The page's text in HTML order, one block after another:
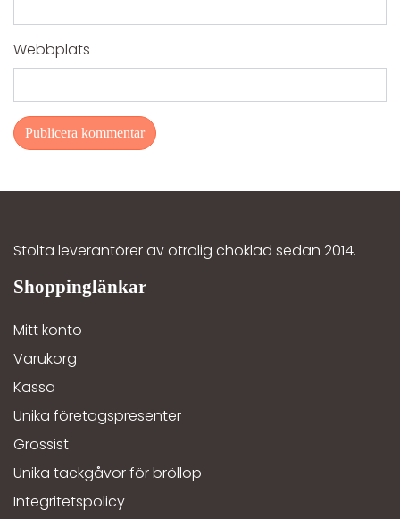
Webbplats
Stolta leverantörer av otrolig choklad sedan 2014.
Mitt konto
Varukorg
Kassa
Unika företagspresenter
Grossist
Unika tackgåvor för bröllop
Integritetspolicy